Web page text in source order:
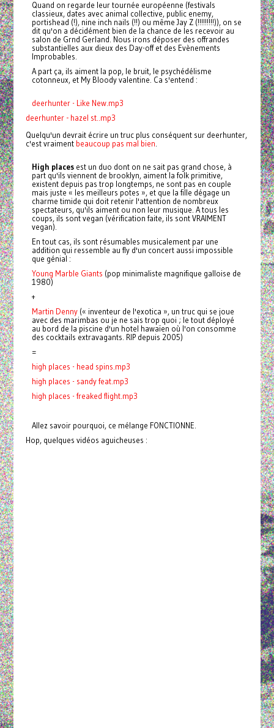
Quand on regarde leur tournée européenne (festivals
classieux, dates avec animal collective, public enemy,
portishead (!), nine inch nails (!!) ou même Jay Z (!!!!!!!!!)), on se
dit qu'on a décidément bien de la chance de les recevoir au
salon de Grnd Gerland. Nous irons déposer des offrandes
substantielles aux dieux des Day-off et des Evènements
Improbables.
A part ça, ils aiment la pop, le bruit, le psychédélisme
cotonneux, et My Bloody valentine. Ca s'entend :
deerhunter - Like New.mp3
deerhunter - hazel st..mp3
Quelqu'un devrait écrire un truc plus conséquent sur deerhunter,
c'est vraiment beaucoup pas mal bien
High placesest un duo dont on ne sait pas grand chose, à
part qu'ils viennent de brooklyn, aiment la folk primitive,
existent depuis pas trop longtemps, ne sont pas en couple
mais juste « les meilleurs potes », et que la fille dégage un
charme timide qui doit retenir l'attention de nombreux
spectateurs, qu'ils aiment ou non leur musique. A tous les
coups, ils sont vegan (vérification faite, ils sont VRAIMENT
vegan).
En tout cas, ils sont résumables musicalement par une
addition qui ressemble au fly d'un concert aussi impossible
que génial :
Young Marble Giants (pop minimaliste magnifique galloise de
1980)
+
Martin Denny(« inventeur de l'exotica », un truc qui se joue
avec des marimbas ou je ne sais trop quoi ; le tout déployé
au bord de la piscine d'un hotel hawaïen où l'on consomme
des cocktails extravagants. RIP depuis 2005)
=
high places - head spins.mp3
high places - sandy feat.mp3
high places - freaked flight.mp3
Allez savoir pourquoi, ce mélange FONCTIONNE.
Hop, quelques vidéos aguicheuses :